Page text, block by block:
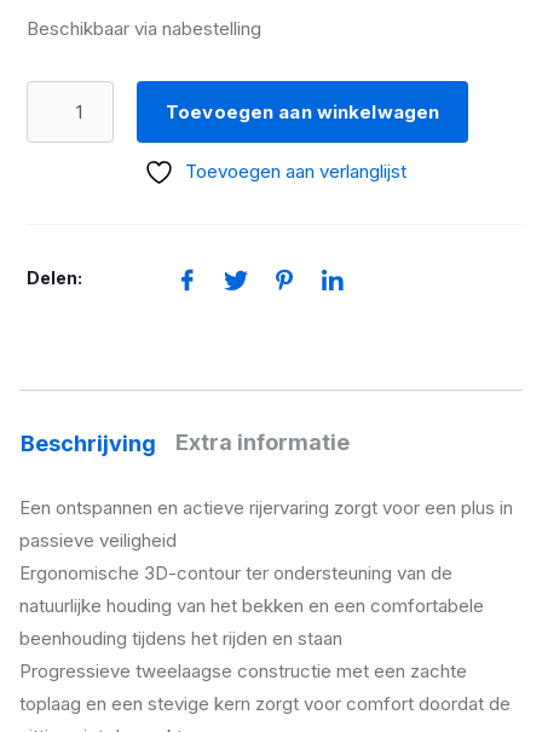
Beschikbaar via nabestelling
Toevoegen aan winkelwagen
Toevoegen aan verlanglijst
Delen:
Beschrijving Extra informatie
Een ontspannen en actieve rijervaring zorgt voor een plus in
passieve veiligheid
Ergonomische 3D-contour ter ondersteuning van de
natuurlijke houding van het bekken en een comfortabele
beenhouding tijdens het rijden en staan
Progressieve tweelaagse constructie met een zachte
toplaag en een stevige kern zorgt voor comfort doordat de